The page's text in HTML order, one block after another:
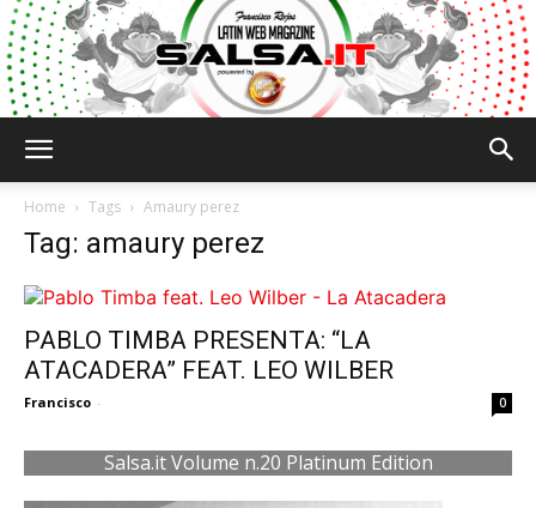
Home Tags Amaury perez
Tag: amaury perez
PABLO TIMBA PRESENTA: “LA
ATACADERA” FEAT. LEO WILBER
Francisco - 0
Salsa.it Volume n.20 Platinum Edition